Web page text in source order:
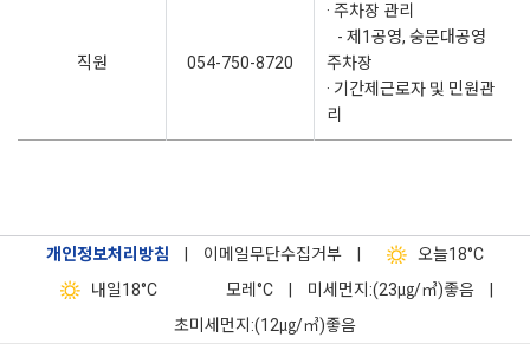
직원 054-750-8720
· 주차장 관리
- 제1공영, 숭문대공영
주차장
· 기간제근로자 및 민원관
리
개인정보처리방침 이메일무단수집거부 오늘18°C
내일18°C 모레 °C 미세먼지:(23㎍/㎥)좋음
초미세먼지:(12㎍/㎥)좋음